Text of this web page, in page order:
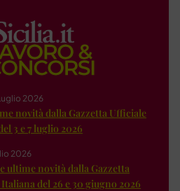
2026
novità dalla Gazzetta Ufficiale
3 e 7 luglio 2026
2026
ultime novità dalla Gazzetta
del 26 e 30 giugno 2026